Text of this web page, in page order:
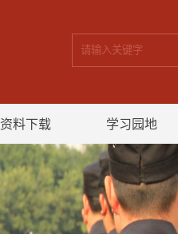
资料下载 学习园地